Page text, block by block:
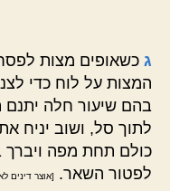
ג כשאופים מצות
המצות על לוח כדי
בהם שיעור חלה
לתוך סל, ושוב יניח
כולם תחת מפה ויברך
לפטור השאר.
[אוצר דינים